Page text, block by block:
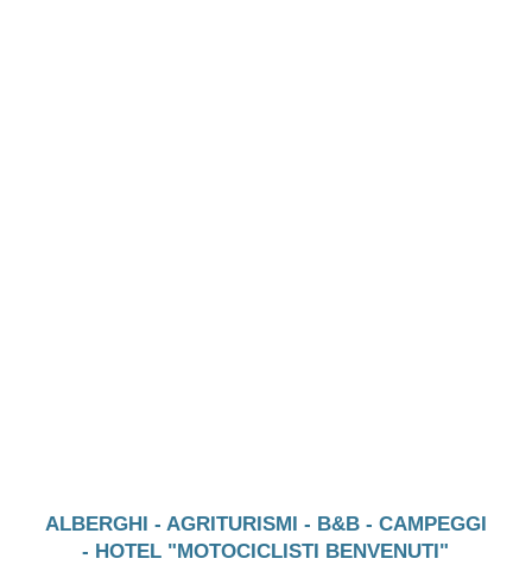
ALBERGHI - AGRITURISMI - B&B - CAMPEGGI
- HOTEL "MOTOCICLISTI BENVENUTI"